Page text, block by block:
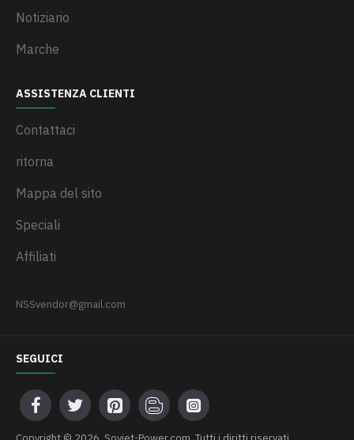
Notiziario
Marche
ASSISTENZA CLIENTI
Contattaci
ritorna
Mappa del sito
Speciali
Affiliati
NSSvendor@gmail.com
SEGUICI